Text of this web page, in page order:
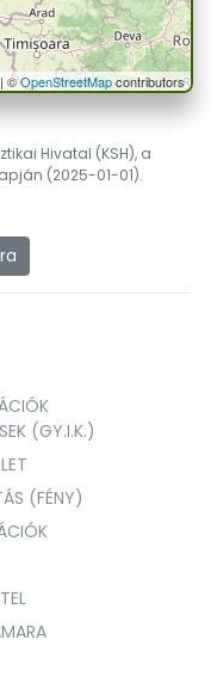
©OpenStreetMapcontributors
Hivatal (KSH), a
(2025-01-01).
(GY.I.K.)
(FÉNY)